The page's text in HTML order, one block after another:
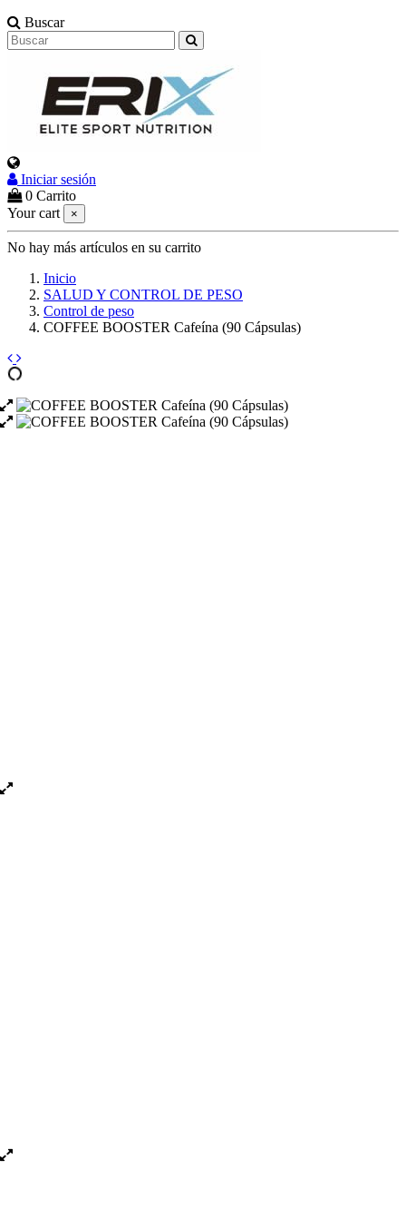
Buscar
Iniciar sesión
0 Carrito
Your cart
×
No hay más artículos en su carrito
Inicio
SALUD Y CONTROL DE PESO
Control de peso
COFFEE BOOSTER Cafeína (90 Cápsulas)